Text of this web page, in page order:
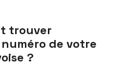
trouver
de votre
?